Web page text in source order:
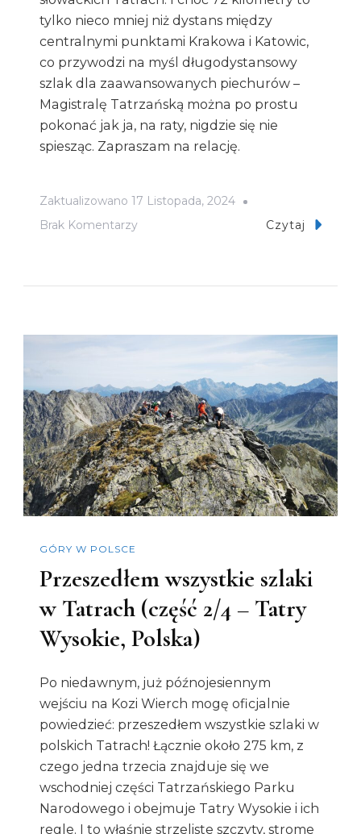
tylko nieco mniej niż dystans między
centralnymi punktami Krakowa i Katowic,
co przywodzi na myśl długodystansowy
szlak dla zaawansowanych piechurów –
Magistralę Tatrzańską można po prostu
pokonać jak ja, na raty, nigdzie się nie
spiesząc. Zapraszam na relację.
Zaktualizowano 17 Listopada, 2024
Brak KomentarzyDo
Tatrach…
Na
Raty
(Tatry,
Słowacja)
Czytaj
GÓRY W POLSCE
Przeszedłem wszystkie szlaki
w Tatrach (część 2/4 – Tatry
Wysokie, Polska)
Po niedawnym, już późnojesiennym
wejściu na Kozi Wierch mogę oficjalnie
powiedzieć: przeszedłem wszystkie szlaki w
polskich Tatrach! Łącznie około 275 km, z
czego jedna trzecia znajduje się we
wschodniej części Tatrzańskiego Parku
Narodowego i obejmuje Tatry Wysokie i ich
regle. I to właśnie strzeliste szczyty, strome